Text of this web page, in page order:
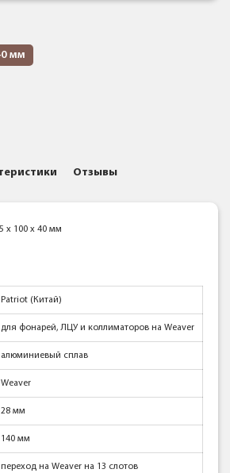
мм
Отзывы
x 100 x 40 мм
Patriot (Китай)
для фонарей, ЛЦУ и коллиматоров на Weaver
алюминиевый сплав
Weaver
28 мм
140 мм
переход на Weaver на 13 слотов